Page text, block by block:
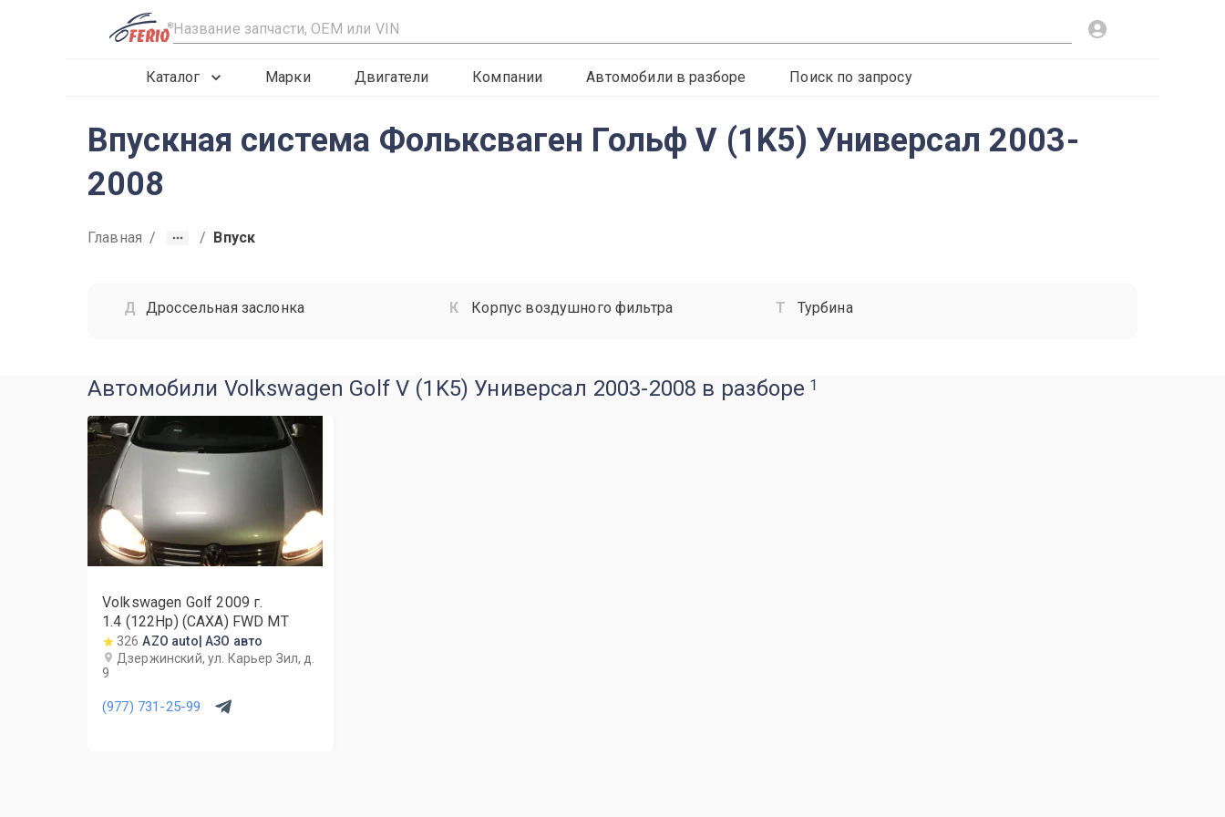
R
Каталог Марки Двигатели Компании Автомобили в разборе Поиск по запросу
Впускная система Фольксваген Гольф V (1K5) Универсал 2003-
2008
Главная / / Впуск
Дроссельная заслонка Корпус воздушного фильтра Турбина
Автомобили Volkswagen Golf V (1K5) Универсал 2003-2008 в разборе 1
Volkswagen Golf 2009 г.
1.4 (122Hp) (CAXA) FWD MT
326 AZO auto| АЗО авто
Дзержинский, ул. Карьер Зил, д.
9
(977) 731-25-99